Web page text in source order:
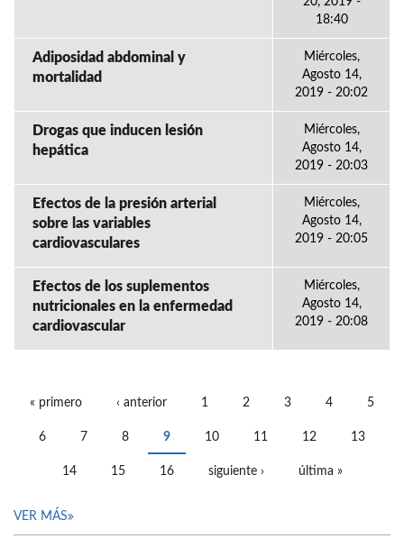
18:40
Adiposidad abdominal y
mortalidad
Miércoles,
Agosto 14,
2019 - 20:02
Drogas que inducen lesión
hepática
Miércoles,
Agosto 14,
2019 - 20:03
Efectos de la presión arterial
sobre las variables
cardiovasculares
Miércoles,
Agosto 14,
2019 - 20:05
Efectos de los suplementos
nutricionales en la enfermedad
cardiovascular
Miércoles,
Agosto 14,
2019 - 20:08
« primero ‹ anterior 1 2 3 4 5
6 7 8 9 10 11 12 13
14 15 16 siguiente › última »
VER MÁS